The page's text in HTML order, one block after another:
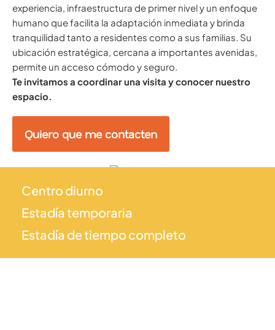
experiencia, infraestructura de primer nivel y un enfoque
humano que facilita la adaptación inmediata y brinda
tranquilidad tanto a residentes como a sus familias. Su
ubicación estratégica, cercana a importantes avenidas,
permite un acceso cómodo y seguro.
Te invitamos a coordinar una visita y conocer nuestro
espacio.
Quiero que me contacten
Centro diurno
Estadía temporaria
Estadía de tiempo completo